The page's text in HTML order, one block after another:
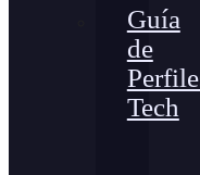
Guía
de
Tech